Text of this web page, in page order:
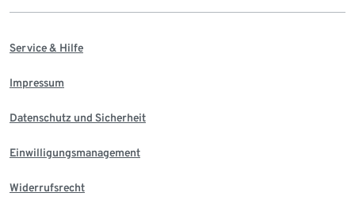
Service & Hilfe
Impressum
Datenschutz und Sicherheit
Einwilligungsmanagement
Widerrufsrecht